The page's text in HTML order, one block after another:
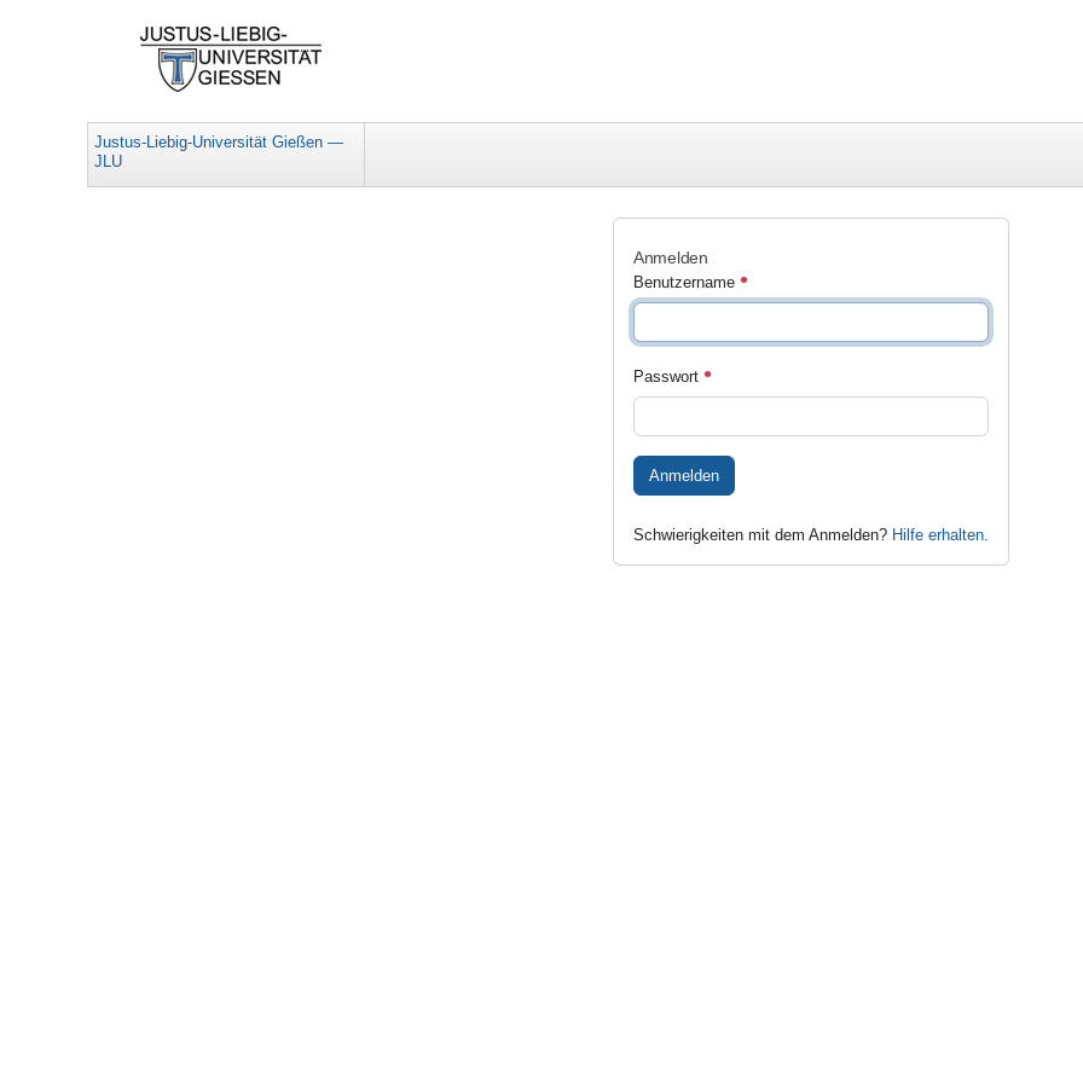
Justus-Liebig-Universität Gießen —
JLU
Anmelden
Benutzername
Passwort
Anmelden
Schwierigkeiten mit dem Anmelden? Hilfe erhalten.